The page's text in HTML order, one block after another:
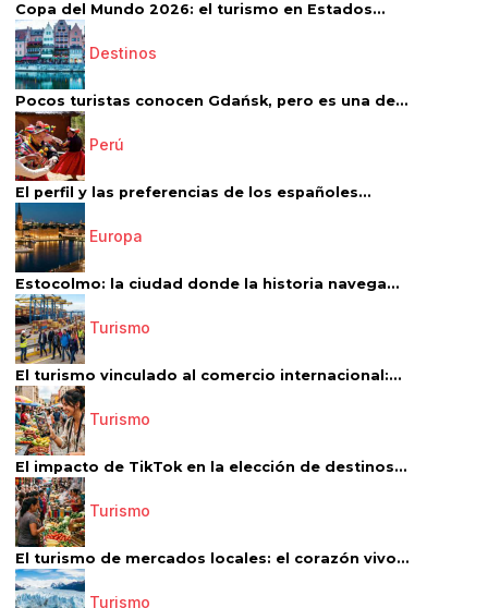
Copa del Mundo 2026: el turismo en Estados...
Destinos
Pocos turistas conocen Gdańsk, pero es una de...
Perú
El perfil y las preferencias de los españoles...
Europa
Estocolmo: la ciudad donde la historia navega...
Turismo
El turismo vinculado al comercio internacional:...
Turismo
El impacto de TikTok en la elección de destinos...
Turismo
El turismo de mercados locales: el corazón vivo...
Turismo